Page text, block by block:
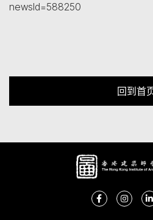
newsId=588250
回到首